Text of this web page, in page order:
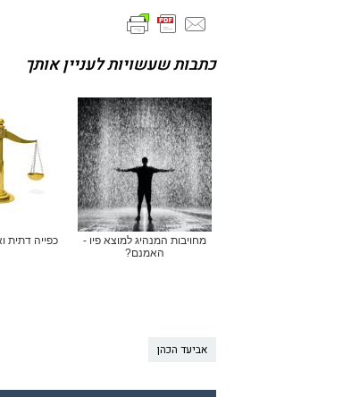
כתבות שעשויות לעניין אותך
מחויבות המנהיג למוצא פיו -
האמנם?
כפייה דתית
אביעד הכהן